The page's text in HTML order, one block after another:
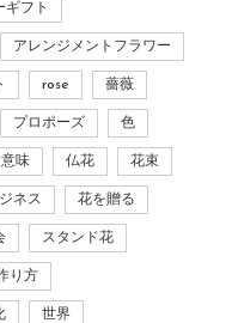
ギフト
アレンジメントフラワー
rose 薔薇
プロポーズ 色
意味 仏花 花束
ネス 花を贈る
スタンド花
り方
世界